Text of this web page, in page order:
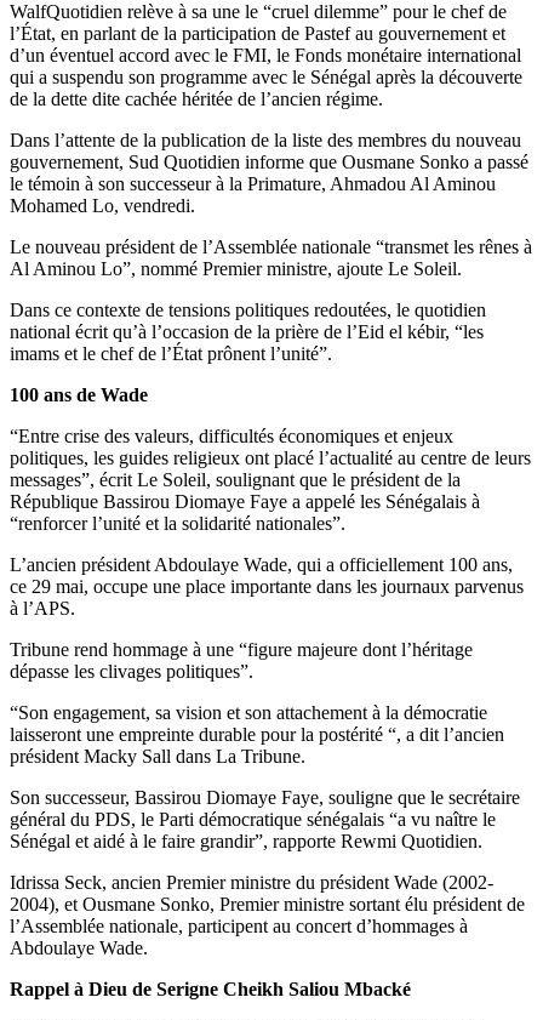
WalfQuotidien relève à sa une le “cruel dilemme” pour le chef de
l’État, en parlant de la participation de Pastef au gouvernement et
d’un éventuel accord avec le FMI, le Fonds monétaire international
qui a suspendu son programme avec le Sénégal après la découverte
de la dette dite cachée héritée de l’ancien régime.
Dans l’attente de la publication de la liste des membres du nouveau
gouvernement, Sud Quotidien informe que Ousmane Sonko a passé
le témoin à son successeur à la Primature, Ahmadou Al Aminou
Mohamed Lo, vendredi.
Le nouveau président de l’Assemblée nationale “transmet les rênes à
Al Aminou Lo”, nommé Premier ministre, ajoute Le Soleil.
Dans ce contexte de tensions politiques redoutées, le quotidien
national écrit qu’à l’occasion de la prière de l’Eid el kébir, “les
imams et le chef de l’État prônent l’unité”.
100 ans de Wade
“Entre crise des valeurs, difficultés économiques et enjeux
politiques, les guides religieux ont placé l’actualité au centre de leurs
messages”, écrit Le Soleil, soulignant que le président de la
République Bassirou Diomaye Faye a appelé les Sénégalais à
“renforcer l’unité et la solidarité nationales”.
L’ancien président Abdoulaye Wade, qui a officiellement 100 ans,
ce 29 mai, occupe une place importante dans les journaux parvenus
à l’APS.
Tribune rend hommage à une “figure majeure dont l’héritage
dépasse les clivages politiques”.
“Son engagement, sa vision et son attachement à la démocratie
laisseront une empreinte durable pour la postérité “, a dit l’ancien
président Macky Sall dans La Tribune.
Son successeur, Bassirou Diomaye Faye, souligne que le secrétaire
général du PDS, le Parti démocratique sénégalais “a vu naître le
Sénégal et aidé à le faire grandir”, rapporte Rewmi Quotidien.
Idrissa Seck, ancien Premier ministre du président Wade (2002-
2004), et Ousmane Sonko, Premier ministre sortant élu président de
l’Assemblée nationale, participent au concert d’hommages à
Abdoulaye Wade.
Rappel à Dieu de Serigne Cheikh Saliou Mbacké